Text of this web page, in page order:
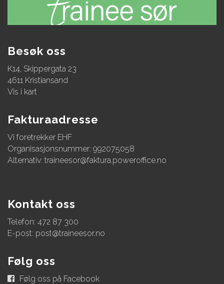
Besøk oss
K14, Skippergata 23
4611 Kristiansand
Vis i kart
Fakturaadresse
Vi foretrekker EHF
Organisasjonsnummer: 992075058
Alternativ: traineesor@faktura.poweroffice.no
Kontakt oss
Telefon: 472 87 300
E-post: post@traineesor.no
Følg oss
Følg oss på Facebook